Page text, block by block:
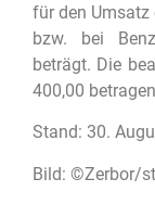
für den Umsatz
bzw. bei
beträgt. Die
400,00
Stand: 30.
Bild: ©Zerbor/